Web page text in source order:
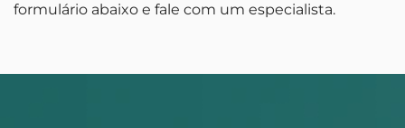
formulário abaixo e fale com um especialista.